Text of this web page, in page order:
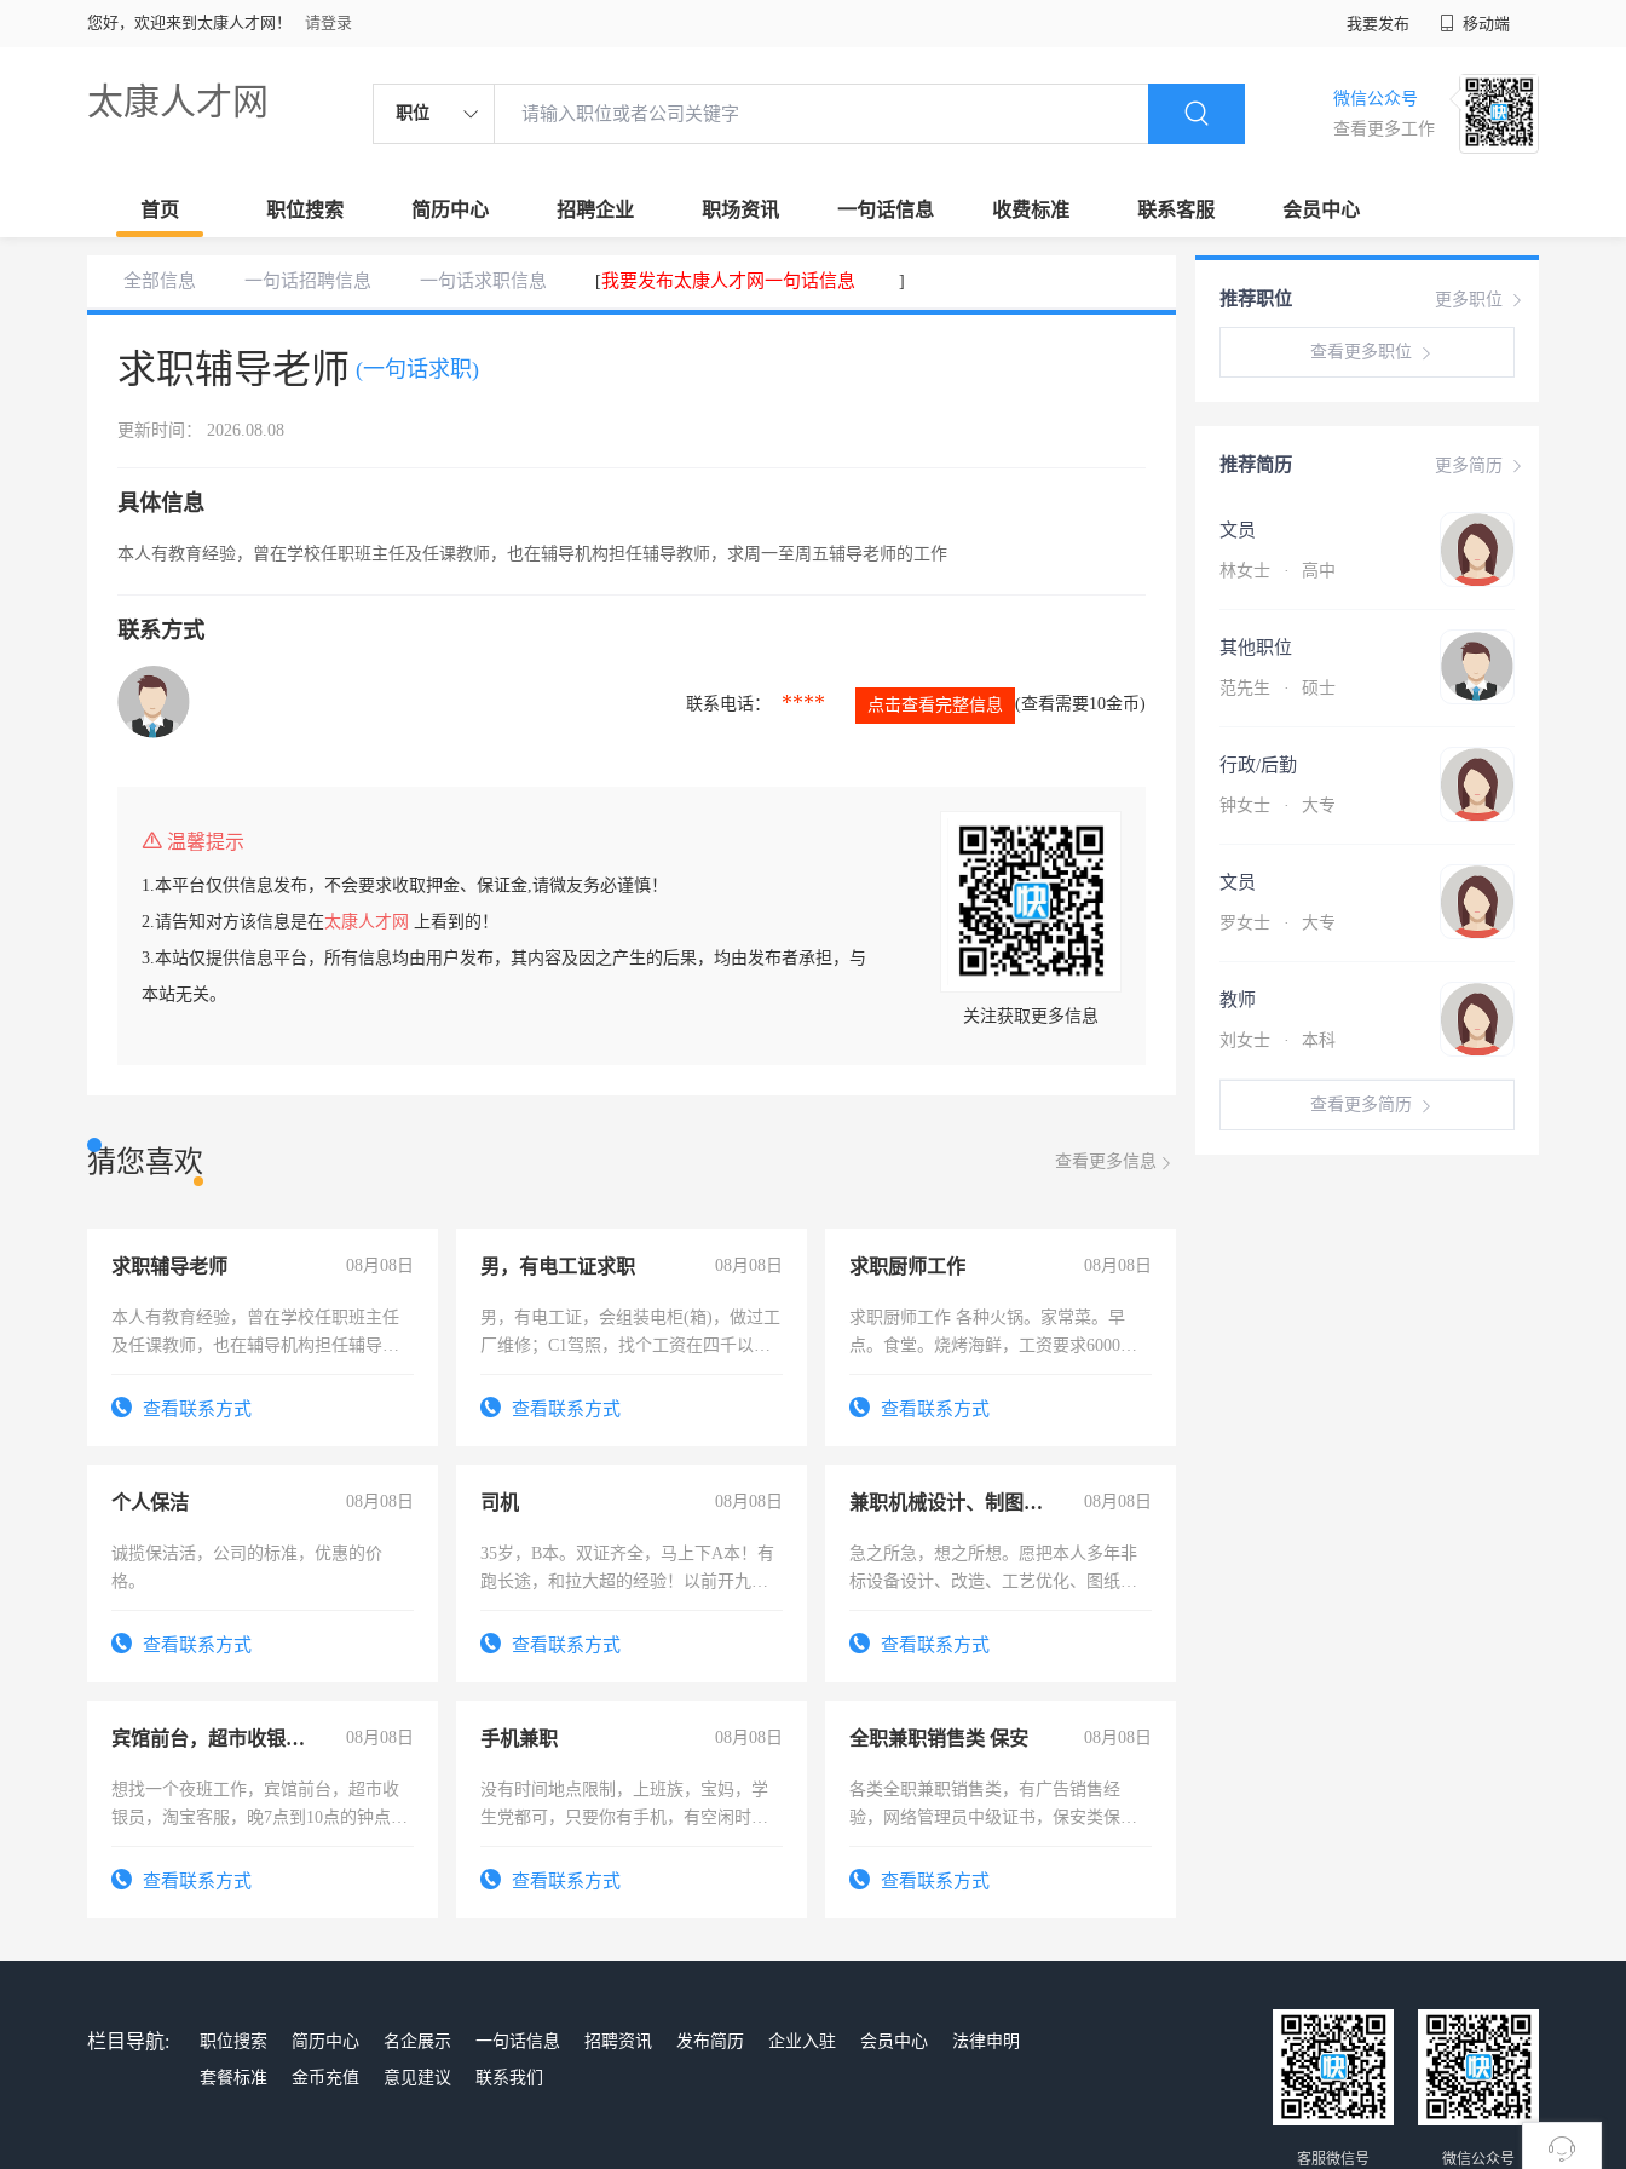
您好，欢迎来到太康人才网！ 请登录 我要发布 移动端
太康人才网 职位
微信公众号
查看更多工作
首页 职位搜索 简历中心 招聘企业 职场资讯 一句话信息 收费标准 联系客服 会员中心
全部信息 一句话招聘信息 一句话求职信息 [我要发布太康人才网一句话信息 ]
求职辅导老师 (一句话求职)
更新时间： 2026.08.08
具体信息
本人有教育经验，曾在学校任职班主任及任课教师，也在辅导机构担任辅导教师，求周一至周五辅导老师的工作
联系方式
联系电话： **** 点击查看完整信息 (查看需要10金币)
温馨提示
1.本平台仅供信息发布，不会要求收取押金、保证金,请微友务必谨慎！
2.请告知对方该信息是在太康人才网
上看到的！
3.本站仅提供信息平台，所有信息均由用户发布，其内容及因之产生的后果，均由发布者承担，与
本站无关。
关注获取更多信息
猜您喜欢 查看更多信息
求职辅导老师 08月08日
本人有教育经验，曾在学校任职班主任
及任课教师，也在辅导机构担任辅导教
查看联系方式
男，有电工证求职 08月08日
男，有电工证，会组装电柜(箱)，做过工
厂维修；C1驾照，找个工资在四千以
电话查看联系方式
求职厨师工作 08月08日
求职厨师工作 各种火锅。家常菜。早
点。食堂。烧烤海鲜，工资要求6000以
查看联系方式
个人保洁 08月08日
诚揽保洁活，公司的标准，优惠的价
格。
查看联系方式
司机 08月08日
35岁，B本。双证齐全，马上下A本！有
跑长途，和拉大超的经验！以前开九米
查看联系方式
兼职机械设计、制图、设备改造 08月08日
急之所急，想之所想。愿把本人多年非
标设备设计、改造、工艺优化、图纸制
结识有识之士，共享未来。
查看联系方式
宾馆前台，超市收银员，淘宝客服 08月08日
想找一个夜班工作，宾馆前台，超市收
银员，淘宝客服，晚7点到10点的钟点
号同微信查看联系方式
手机兼职 08月08日
没有时间地点限制，上班族，宝妈，学
生党都可，只要你有手机，有空闲时
勤快的四五十，每天挣零花钱没问题！
查看联系方式
全职兼职销售类 保安 08月08日
各类全职兼职销售类，有广告销售经
验，网络管理员中级证书，保安类保安
有高低压电工证和十几年工作经验
查看联系方式
更多职位
推荐职位
查看更多职位
更多简历
推荐简历
文员
林女士 · 高中
其他职位
范先生 · 硕士
行政/后勤
钟女士 · 大专
文员
罗女士 · 大专
教师
刘女士 · 本科
查看更多简历
栏目导航: 职位搜索 简历中心 名企展示 一句话信息 招聘资讯 发布简历 企业入驻 会员中心
法律申明
套餐标准
金币充值 意见建议 联系我们
微信公众号
客服微信号